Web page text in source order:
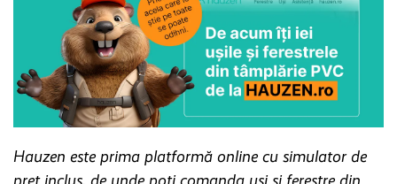
Hauzen este prima platformă online cu simulator de